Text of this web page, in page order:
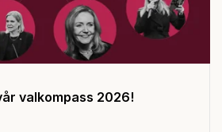
valkompass 2026!